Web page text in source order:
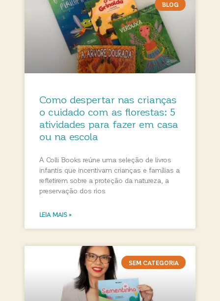
BLOG
Como despertar nas crianças
o cuidado com as florestas: 5
atividades para fazer em casa
ou na escola
A Colli Books reúne uma seleção de livros
infantis que incentivam crianças e famílias a
refletirem sobre a proteção da natureza, a
preservação dos rios
LEIA MAIS »
SEM CATEGORIA